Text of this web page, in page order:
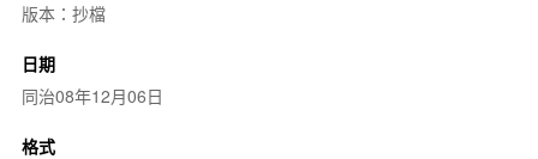
版本：抄檔
日期
同治08年12月06日
格式